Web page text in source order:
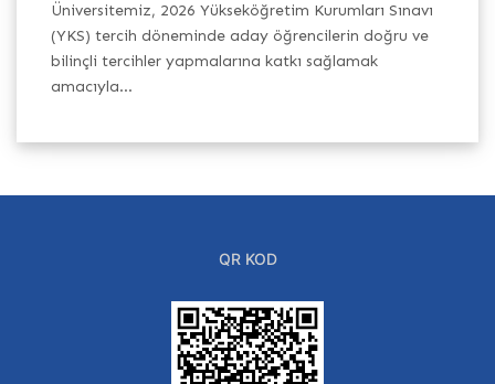
Üniversitemiz, 2026 Yükseköğretim Kurumları Sınavı
(YKS) tercih döneminde aday öğrencilerin doğru ve
bilinçli tercihler yapmalarına katkı sağlamak
amacıyla...
QR KOD